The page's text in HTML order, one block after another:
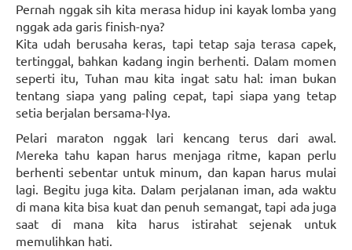
Pernah nggak sih kita merasa hidup ini kayak lomba yang
nggak ada garis finish-nya?
Kita udah berusaha keras, tapi tetap saja terasa capek,
tertinggal, bahkan kadang ingin berhenti. Dalam momen
seperti itu, Tuhan mau kita ingat satu hal: iman bukan
tentang siapa yang paling cepat, tapi siapa yang tetap
setia berjalan bersama-Nya.
Pelari maraton nggak lari kencang terus dari awal.
Mereka tahu kapan harus menjaga ritme, kapan perlu
berhenti sebentar untuk minum, dan kapan harus mulai
lagi. Begitu juga kita. Dalam perjalanan iman, ada waktu
di mana kita bisa kuat dan penuh semangat, tapi ada juga
saat di mana kita harus istirahat sejenak untuk
memulihkan hati.